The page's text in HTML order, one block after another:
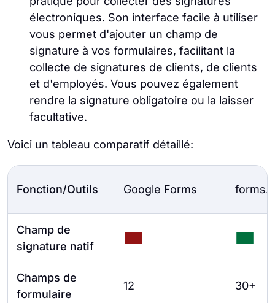
électroniques. Son interface facile à utiliser
vous permet d'ajouter un champ de
signature à vos formulaires, facilitant la
collecte de signatures de clients, de clients
et d'employés. Vous pouvez également
rendre la signature obligatoire ou la laisser
facultative.
Voici un tableau comparatif détaillé:
Fonction/Outils Google Forms
Champ de
signature natif
Champs de
formulaire
12 30+